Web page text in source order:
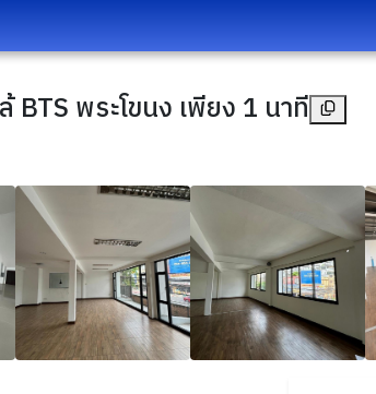
พระโขนง เพียง 1 นาที